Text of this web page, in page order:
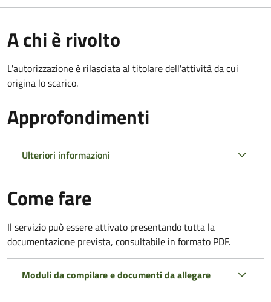
A chi è rivolto
L'autorizzazione è rilasciata al titolare dell'attività da cui
origina lo scarico.
Approfondimenti
Ulteriori informazioni
Come fare
Il servizio può essere attivato presentando tutta la
documentazione prevista, consultabile in formato PDF.
Moduli da compilare e documenti da allegare